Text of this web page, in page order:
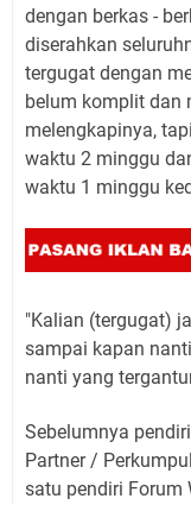
dengan berkas -
diserahkan
tergugat dengan
belum komplit dan
melengkapinya,
waktu 2 minggu
waktu 1 minggu
"Kalian (tergugat)
sampai kapan
nanti yang
Sebelumnya
Partner /
satu pendiri Forum